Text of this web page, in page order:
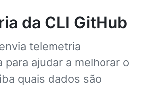
da CLI GitHub
telemetria
para ajudar a melhorar o
quais dados são